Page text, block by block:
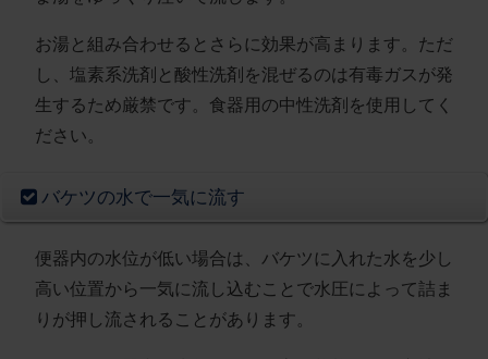
お湯と組み合わせるとさらに効果が高まります。ただ
し、 塩素系洗剤と酸性洗剤を混ぜるのは有毒ガスが発
生するため厳禁です。食器用の中性洗剤を使用してく
ださい。
バケツの水で一気に流す
便器内の水位が低い場合は、 バケツに入れた水を少し
高い位置から一気に流し込む ことで水圧によって詰ま
りが押し流されることがあります。